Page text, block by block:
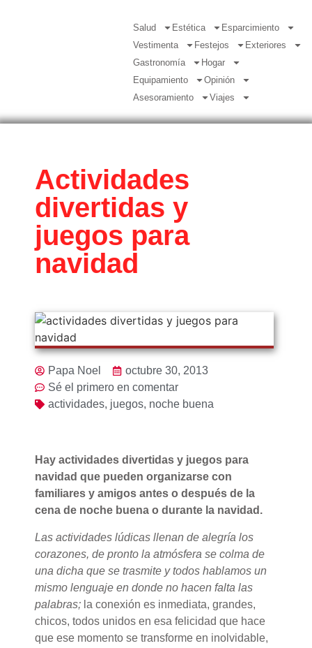
Salud Estética
Esparcimiento
Vestimenta
Festejos
Exteriores
Gastronomía
Hogar
Equipamiento
Opinión
Asesoramiento
Viajes
Actividades
divertidas y
juegos para
navidad
Papa Noel
octubre 30, 2013
Sé el primero en comentar
actividades, juegos, noche buena
Hay actividades divertidas y juegos para
navidad que pueden organizarse con
familiares y amigos antes o después de la
cena de noche buena o durante la navidad.
Las actividades lúdicas llenan de alegría los
corazones, de pronto la atmósfera se colma de
una dicha que se trasmite y todos hablamos un
mismo lenguaje en donde no hacen falta las
palabras; la conexión es inmediata, grandes,
chicos, todos unidos en esa felicidad que hace
que ese momento se transforme en inolvidable,